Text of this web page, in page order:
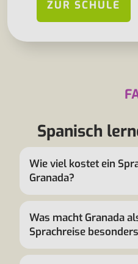
ZUR SCHULE
Spanisch
Wie viel kostet ein
Granada?
Was macht Granada
Sprachreise